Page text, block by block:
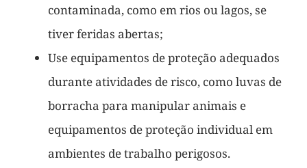
contaminada, como em rios ou lagos, se
tiver feridas abertas;
Use equipamentos de proteção adequados
durante atividades de risco, como luvas de
borracha para manipular animais e
equipamentos de proteção individual em
ambientes de trabalho perigosos.